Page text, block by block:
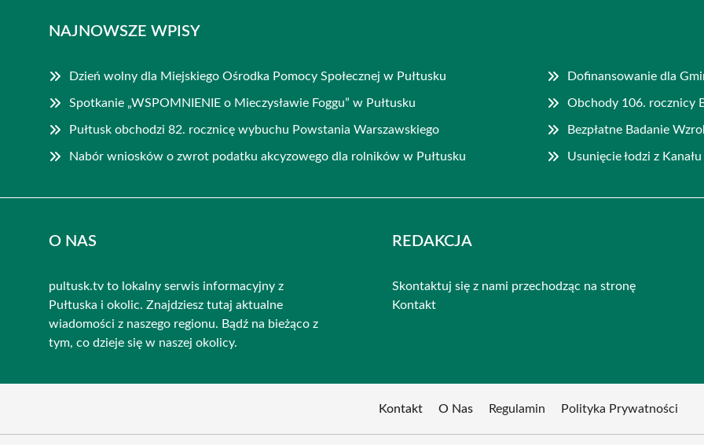
NAJNOWSZE WPISY
Dzień wolny dla Miejskiego Ośrodka Pomocy Społecznej w Pułtusku Dofinansowanie dla
Spotkanie „WSPOMNIENIE o Mieczysławie Foggu” w Pułtusku Obchody 106. rocznicy
Pułtusk obchodzi 82. rocznicę wybuchu Powstania Warszawskiego Bezpłatne Badanie
Nabór wniosków o zwrot podatku akcyzowego dla rolników w Pułtusku Usunięcie łodzi z
O NAS
pultusk.tv to lokalny serwis informacyjny z
Pułtuska i okolic. Znajdziesz tutaj aktualne
wiadomości z naszego regionu. Bądź na bieżąco z
tym, co dzieje się w naszej okolicy.
REDAKCJA
Skontaktuj się z nami przechodząc na stronę
Kontakt
Kontakt O Nas Regulamin Polityka Prywatności